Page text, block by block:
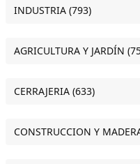
INDUSTRIA (793)
AGRICULTURA Y JARDÍN
CERRAJERIA (633)
CONSTRUCCION Y